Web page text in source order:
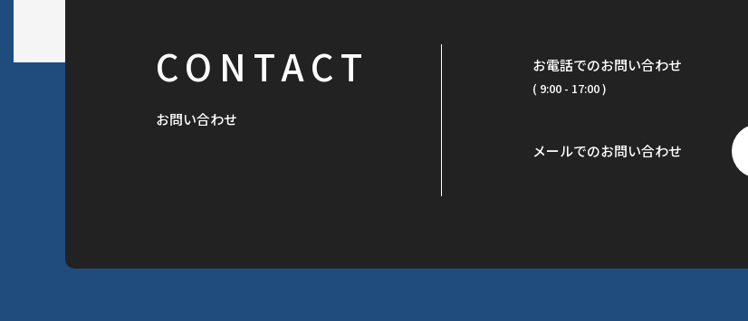
CONTACT
お問い合わせ
お電話でのお問い合わせ
( 9:00 - 17:00 )
メールでのお問い合わせ